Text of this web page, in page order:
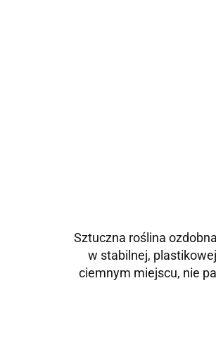
Sztuczna roślina
w stabilnej,
ciemnym miejscu, nie